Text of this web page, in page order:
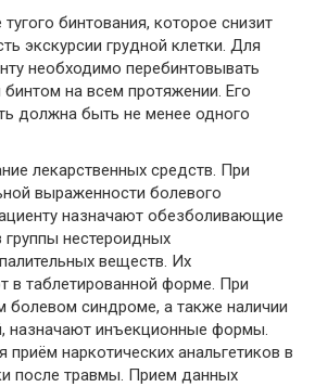
бинтования, которое снизит
экскурсии грудной клетки. Для
необходимо перебинтовывать
на всем протяжении. Его
должна быть не менее одного
лекарственных средств. При
выраженности болевого
назначают обезболивающие
группы нестероидных
веществ. Их
в таблетированной форме. При
болевом синдроме, а также наличии
назначают инъекционные формы.
приём наркотических анальгетиков в
после травмы. Прием данных